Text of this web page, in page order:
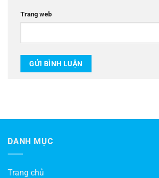
Trang web
DANH MỤC
Trang chủ